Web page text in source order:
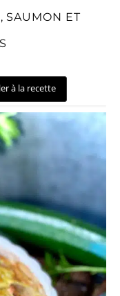
SAUMON ET
à la recette